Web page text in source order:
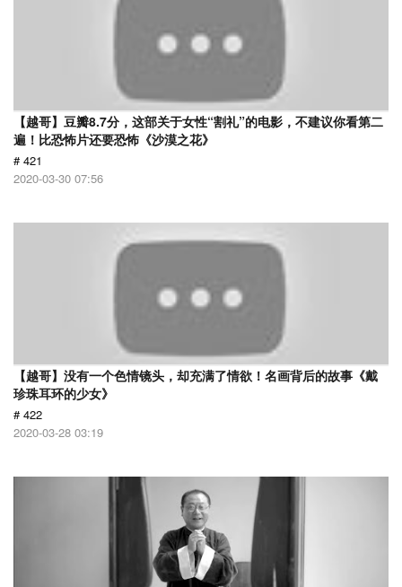
【越哥】豆瓣8.7分，这部关于女性“割礼”的电影，不建议你看第二
遍！比恐怖片还要恐怖《沙漠之花》
# 421
2020-03-30 07:56
【越哥】没有一个色情镜头，却充满了情欲！名画背后的故事《戴
珍珠耳环的少女》
# 422
2020-03-28 03:19